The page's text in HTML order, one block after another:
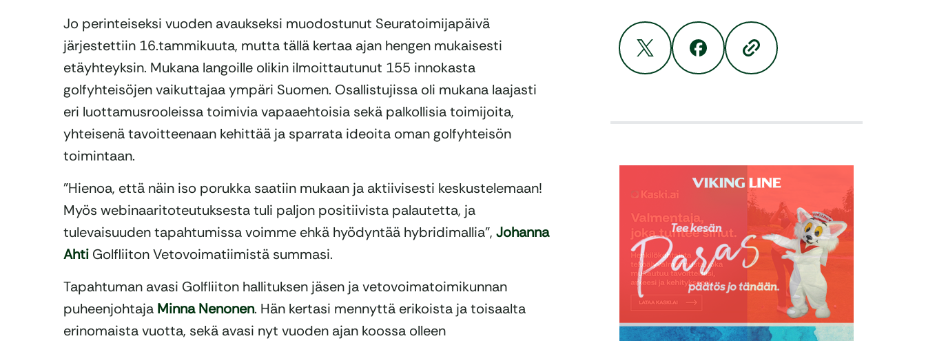
Jo perinteiseksi vuoden avaukseksi muodostunut Seuratoimijapäivä
järjestettiin 16.tammikuuta, mutta tällä kertaa ajan hengen mukaisesti
etäyhteyksin. Mukana langoille olikin ilmoittautunut 155 innokasta
golfyhteisöjen vaikuttajaa ympäri Suomen. Osallistujissa oli mukana laajasti
eri luottamusrooleissa toimivia vapaaehtoisia sekä palkollisia toimijoita,
yhteisenä tavoitteenaan kehittää ja sparrata ideoita oman golfyhteisön
toimintaan.
”Hienoa, että näin iso porukka saatiin mukaan ja aktiivisesti keskustelemaan!
Myös webinaaritoteutuksesta tuli paljon positiivista palautetta, ja
tulevaisuuden tapahtumissa voimme ehkä hyödyntää hybridimallia”, Johanna
Ahti Golfliiton Vetovoimatiimistä summasi.
Tapahtuman avasi Golfliiton hallituksen jäsen ja vetovoimatoimikunnan
puheenjohtaja Minna Nenonen. Hän kertasi mennyttä erikoista ja toisaalta
erinomaista vuotta, sekä avasi nyt vuoden ajan koossa olleen